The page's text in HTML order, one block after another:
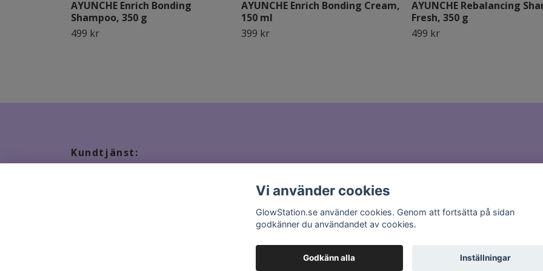
AYUNCHE Enrich Bonding
Shampoo, 350 g
499 kr
AYUNCHE Enrich Bonding Cream,
150 ml
399 kr
AYUNCHE Rebalancing
Fresh, 350 g
499 kr
Kundtjänst:
Vi använder cookies
GlowStation.se använder cookies. Genom att fortsätta på sidan
godkänner du användandet av cookies.
Godkänn alla Inställningar